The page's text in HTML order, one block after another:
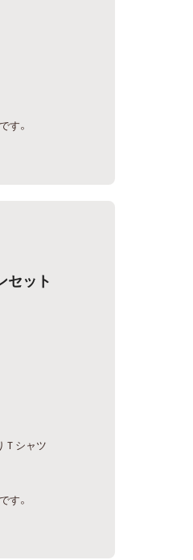
す。
セット
Ｔシャツ
す。